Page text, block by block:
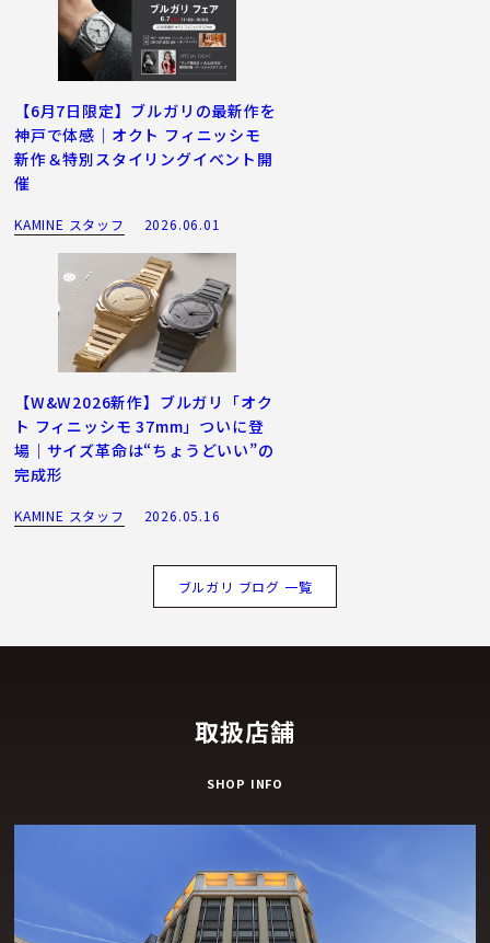
【6月7日限定】ブルガリの最新作を
神戸で体感｜オクト フィニッシモ
新作＆特別スタイリングイベント開
催
KAMINE スタッフ 2026.06.01
【W&W2026新作】ブルガリ「オク
ト フィニッシモ 37mm」ついに登
場｜サイズ革命は“ちょうどいい”の
完成形
KAMINE スタッフ 2026.05.16
ブルガリ ブログ 一覧
取扱店舗
SHOP INFO